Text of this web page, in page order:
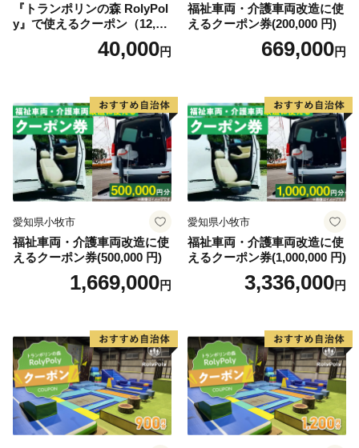
『トランポリンの森 RolyPol
y』で使えるクーポン（12,00
40,000円
福祉車両・介護車両改造に使
えるクーポン券(200,000 円)
669,000円
愛知県小牧市
福祉車両・介護車両改造に使
えるクーポン券(500,000 円)
1,669,000円
愛知県小牧市
福祉車両・介護車両改造に使
えるクーポン券(1,000,000 円)
3,336,000円